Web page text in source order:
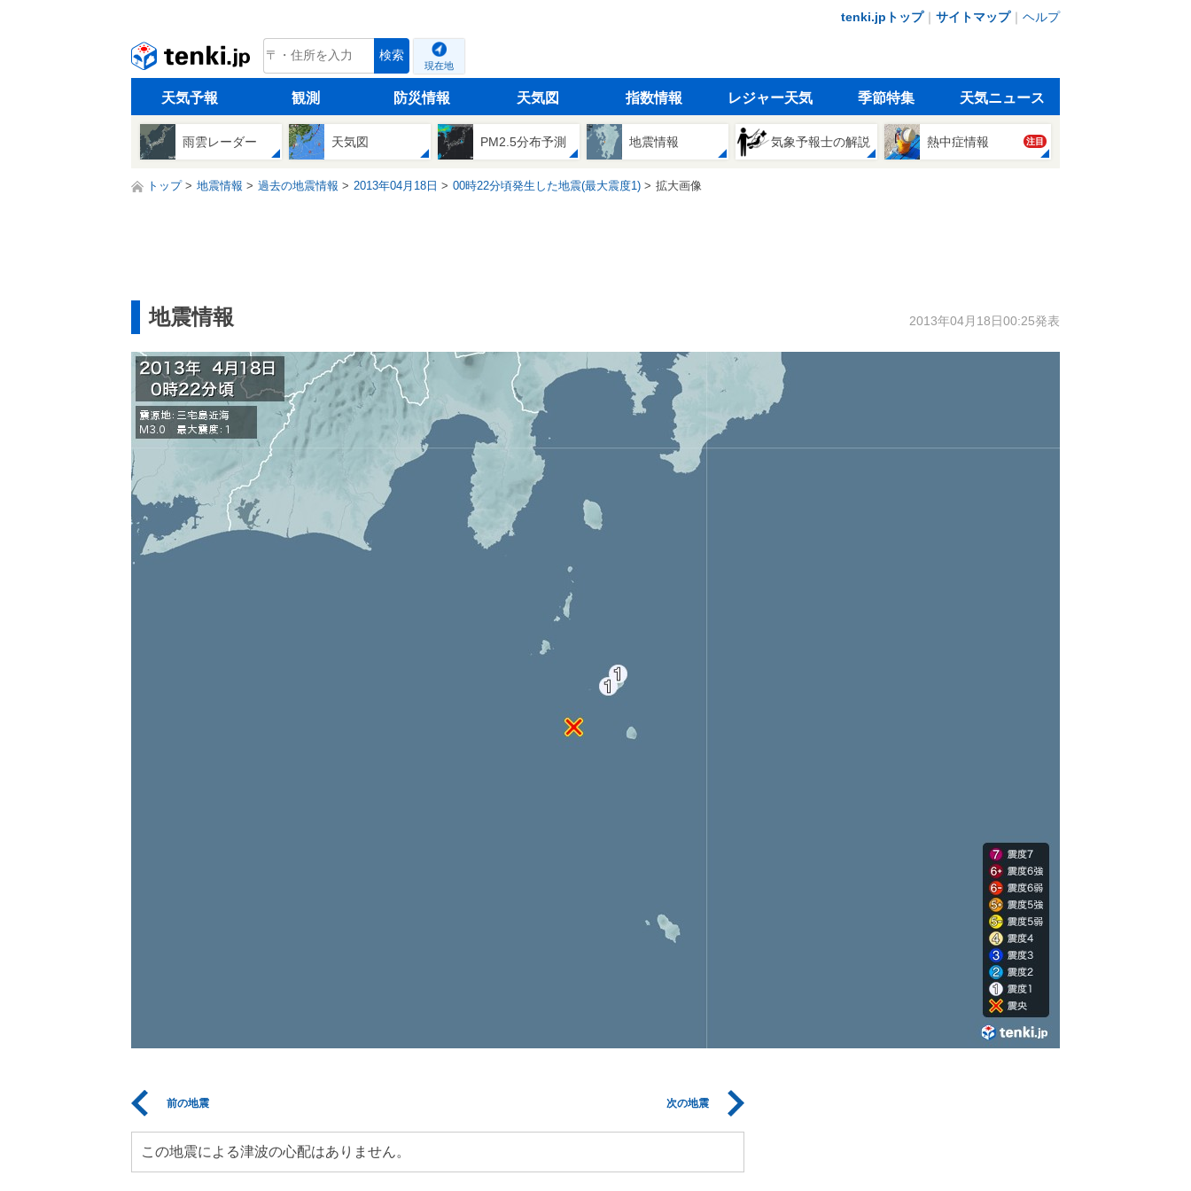
tenki.jpトップ｜ サイトマップ｜ ヘルプ
tenki.jp 検索
現在地
天気予報 観測 防災情報 天気図 指数情報 レジャー天気 季節特集 天気ニュース
雨雲レーダー 天気図 PM2.5分布予測 地震情報 気象予報士の解説 熱中症情報 注目
トップ 地震情報 過去の地震情報 2013年04月18日 00時22分頃発生した地震(最大震度1) 拡大画像
地震情報 2013年04月18日00:25発表
前の地震 次の地震
この地震による津波の心配はありません。